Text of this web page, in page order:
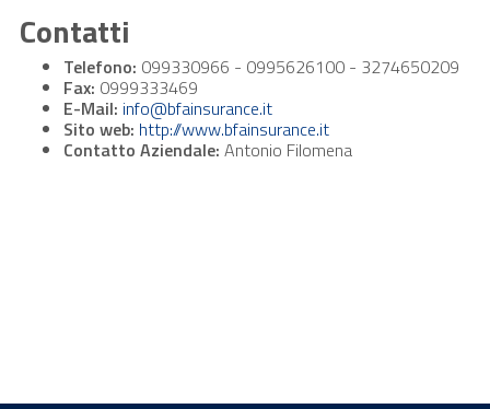
Contatti
Telefono: 099330966 - 0995626100 - 3274650209
Fax: 0999333469
E-Mail: info@bfainsurance.it
Sito web: http://www.bfainsurance.it
Contatto Aziendale: Antonio Filomena